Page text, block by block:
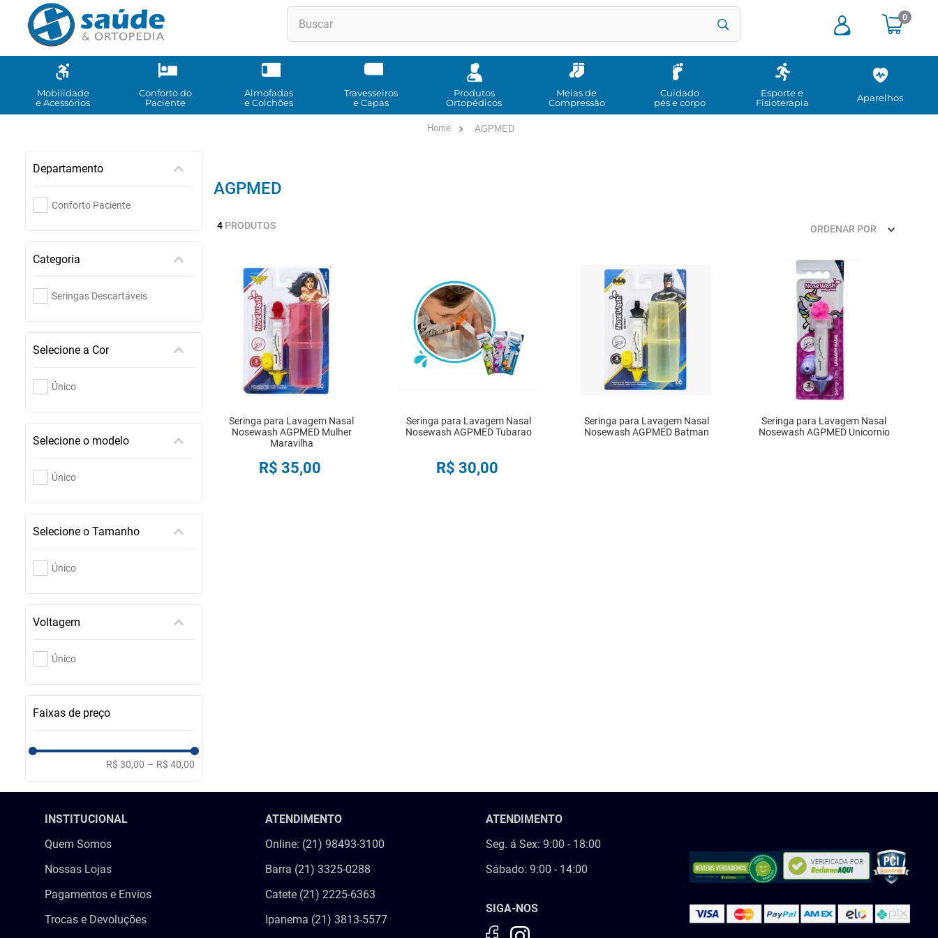
0
Mobilidade
e Acessórios
Conforto do
Paciente
Almofadas
e Colchões
Travesseiros
e Capas
Produtos
Ortopédicos
Meias de
Compressão
Cuidado
pés e corpo
Esporte e
Fisioterapia
Aparelhos
AGPMED
Departamento
Conforto Paciente
Categoria
Seringas Descartáveis
Selecione a Cor
Único
Selecione o modelo
Único
Selecione o Tamanho
Único
Voltagem
Único
Faixas de preço
R$ 30,00 – R$ 40,00
AGPMED
4 PRODUTOS ORDENAR POR
Seringa para Lavagem Nasal
Nosewash AGPMED Mulher
Maravilha
R$ 35,00
Seringa para Lavagem Nasal
Nosewash AGPMED Tubarao
R$ 30,00
Seringa para Lavagem Nasal
Nosewash AGPMED Batman
Seringa para Lavagem Nasal
Nosewash AGPMED Unicornio
INSTITUCIONAL
Quem Somos
Nossas Lojas
Pagamentos e Envios
Trocas e Devoluções
ATENDIMENTO
Online: (21) 98493-3100
Barra (21) 3325-0288
Catete (21) 2225-6363
Ipanema (21) 3813-5577
ATENDIMENTO
Seg. á Sex: 9:00 - 18:00
Sábado: 9:00 - 14:00
SIGA-NOS
TERMOS MAIS BUSCADOS
andadores
meia compressao
3º
cadeira rodas
10º munique